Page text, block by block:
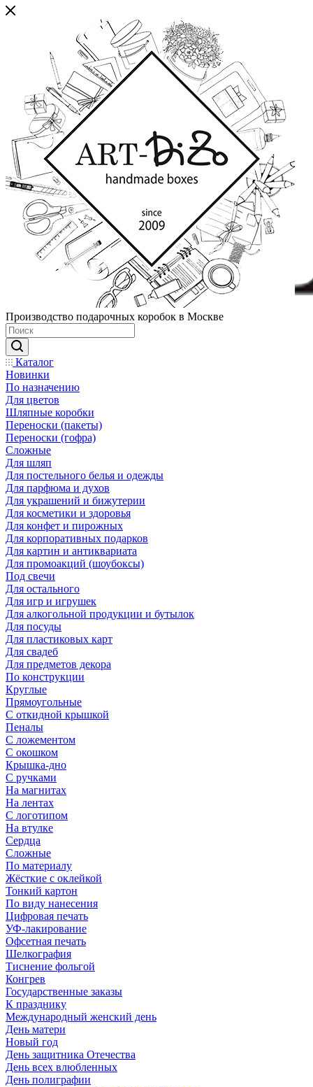
Производство подарочных коробок в Москве
Каталог
Новинки
По назначению
Для цветов
Шляпные коробки
Переноски (пакеты)
Переноски (гофра)
Сложные
Для шляп
Для постельного белья и одежды
Для парфюма и духов
Для украшений и бижутерии
Для косметики и здоровья
Для конфет и пирожных
Для корпоративных подарков
Для картин и антиквариата
Для промоакций (шоубоксы)
Под свечи
Для остального
Для игр и игрушек
Для алкогольной продукции и бутылок
Для посуды
Для пластиковых карт
Для свадеб
Для предметов декора
По конструкции
Круглые
Прямоугольные
С откидной крышкой
Пеналы
С ложементом
С окошком
Крышка-дно
С ручками
На магнитах
На лентах
С логотипом
На втулке
Сердца
Сложные
По материалу
Жёсткие с оклейкой
Тонкий картон
По виду нанесения
Цифровая печать
УФ-лакирование
Офсетная печать
Шелкография
Тиснение фольгой
Конгрев
Государственные заказы
К празднику
Международный женский день
День матери
Новый год
День защитника Отечества
День всех влюбленных
День полиграфии